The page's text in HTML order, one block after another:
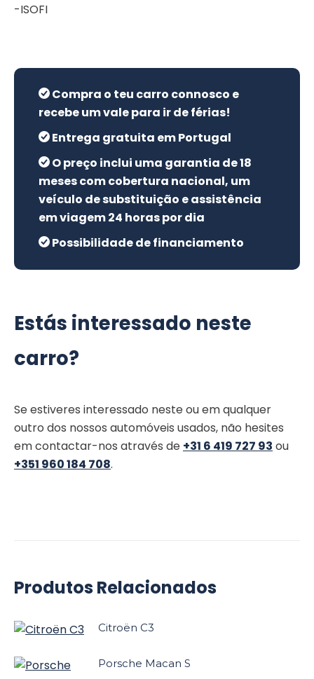
-ISOFI
Compra o teu carro connosco e
recebe um vale para ir de férias!
Entrega gratuita em Portugal
O preço inclui uma garantia de 18
meses com cobertura nacional, um
veículo de substituição e assistência
em viagem 24 horas por dia
Possibilidade de financiamento
Estás interessado neste
carro?
Se estiveres interessado neste ou em qualquer
outro dos nossos automóveis usados, não hesites
em contactar-nos através de +31 6 419 727 93 ou
+351 960 184 708.
Produtos Relacionados
Citroën C3
Porsche Macan S